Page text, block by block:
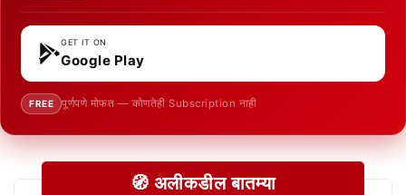
GET IT ON
Google Play
FREE पूर्णपणे मोफत — कोणतेही Subscription नाही
🧭 अलीकडील बातम्या